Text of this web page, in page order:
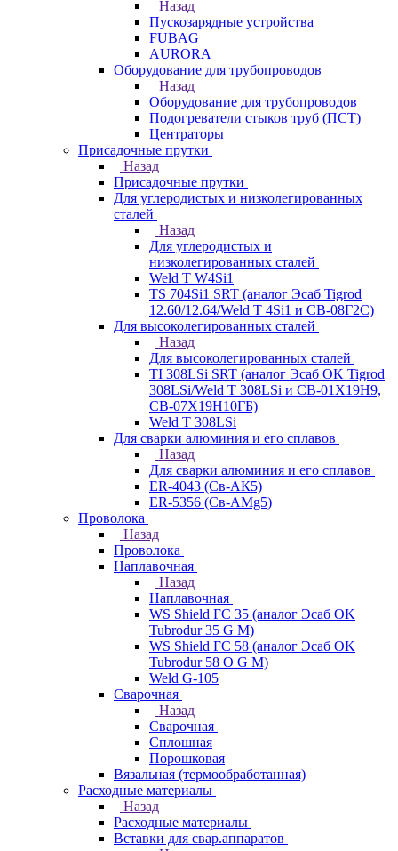
Назад
Пускозарядные устройства
FUBAG
AURORA
Оборудование для трубопроводов
Назад
Оборудование для трубопроводов
Подогреватели стыков труб (ПСТ)
Центраторы
Присадочные прутки
Назад
Присадочные прутки
Для углеродистых и низколегированных
сталей
Назад
Для углеродистых и
низколегированных сталей
Weld T W4Si1
TS 704Si1 SRT (аналог Эсаб Tigrod
12.60/12.64/Weld T 4Si1 и СВ-08Г2С)
Для высоколегированных сталей
Назад
Для высоколегированных сталей
TI 308LSi SRT (аналог Эсаб OK Tigrod
308LSi/Weld T 308LSi и СВ-01Х19Н9,
СВ-07Х19Н10ГБ)
Weld T 308LSi
Для сварки алюминия и его сплавов
Назад
Для сварки алюминия и его сплавов
ER-4043 (Св-АК5)
ER-5356 (Св-АМg5)
Проволока
Назад
Проволока
Наплавочная
Назад
Наплавочная
WS Shield FC 35 (аналог Эсаб OK
Tubrodur 35 G M)
WS Shield FC 58 (аналог Эсаб OK
Tubrodur 58 O G M)
Weld G-105
Сварочная
Назад
Сварочная
Сплошная
Порошковая
Вязальная (термообработанная)
Расходные материалы
Назад
Расходные материалы
Вставки для свар.аппаратов